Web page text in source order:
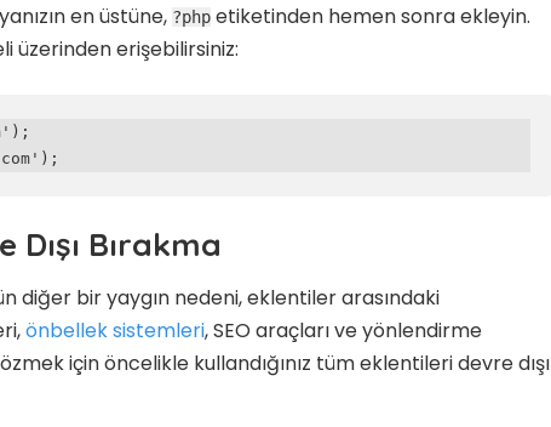
en üstüne, ?php etiketinden hemen sonra ekleyin.
üzerinden erişebilirsiniz:
Bırakma
diğer bir yaygın nedeni, eklentiler arasındaki
önbellek sistemleri, SEO araçları ve yönlendirme
için öncelikle kullandığınız tüm eklentileri devre dışı